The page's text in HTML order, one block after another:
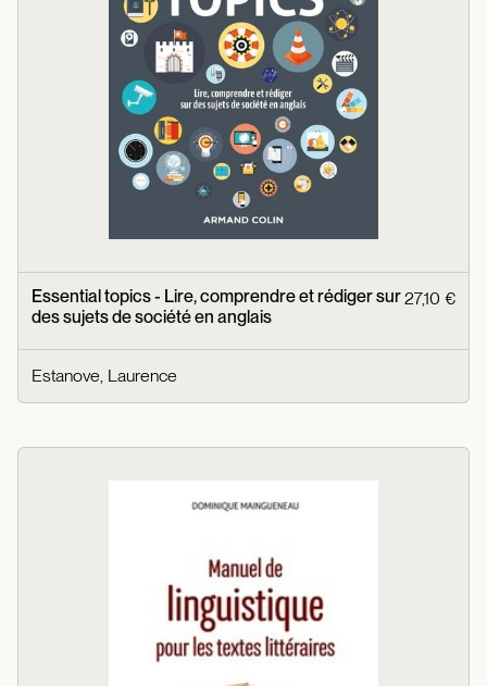
Essential topics - Lire, comprendre et rédiger sur
des sujets de société en anglais
27,10 €
Estanove, Laurence